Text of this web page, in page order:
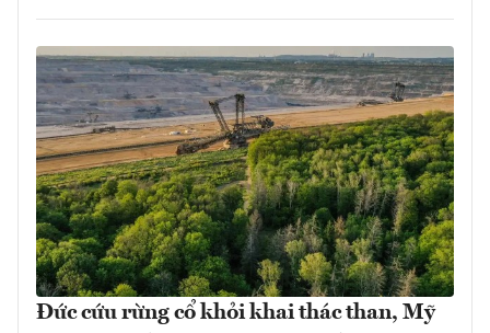
Đức cứu rừng cổ khỏi khai thác than, Mỹ